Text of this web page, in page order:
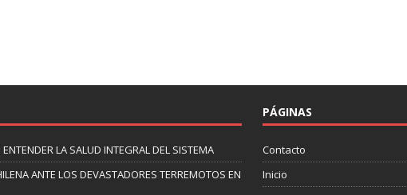
LA SALUD INTEGRAL DEL SISTEMA
ANTE LOS DEVASTADORES TERREMOTOS EN
PÁGINAS
Contacto
Inicio